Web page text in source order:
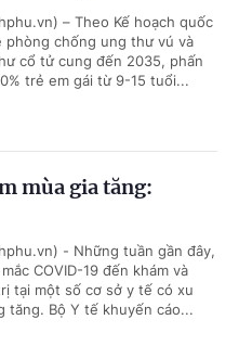
– Theo Kế hoạch quốc
phòng chống ung thư vú và
cổ tử cung đến 2035, phấn
trẻ em gái từ 9-15 tuổi...
mùa gia tăng:
- Những tuần gần đây,
COVID-19 đến khám và
tại một số cơ sở y tế có xu
tăng. Bộ Y tế khuyến cáo...